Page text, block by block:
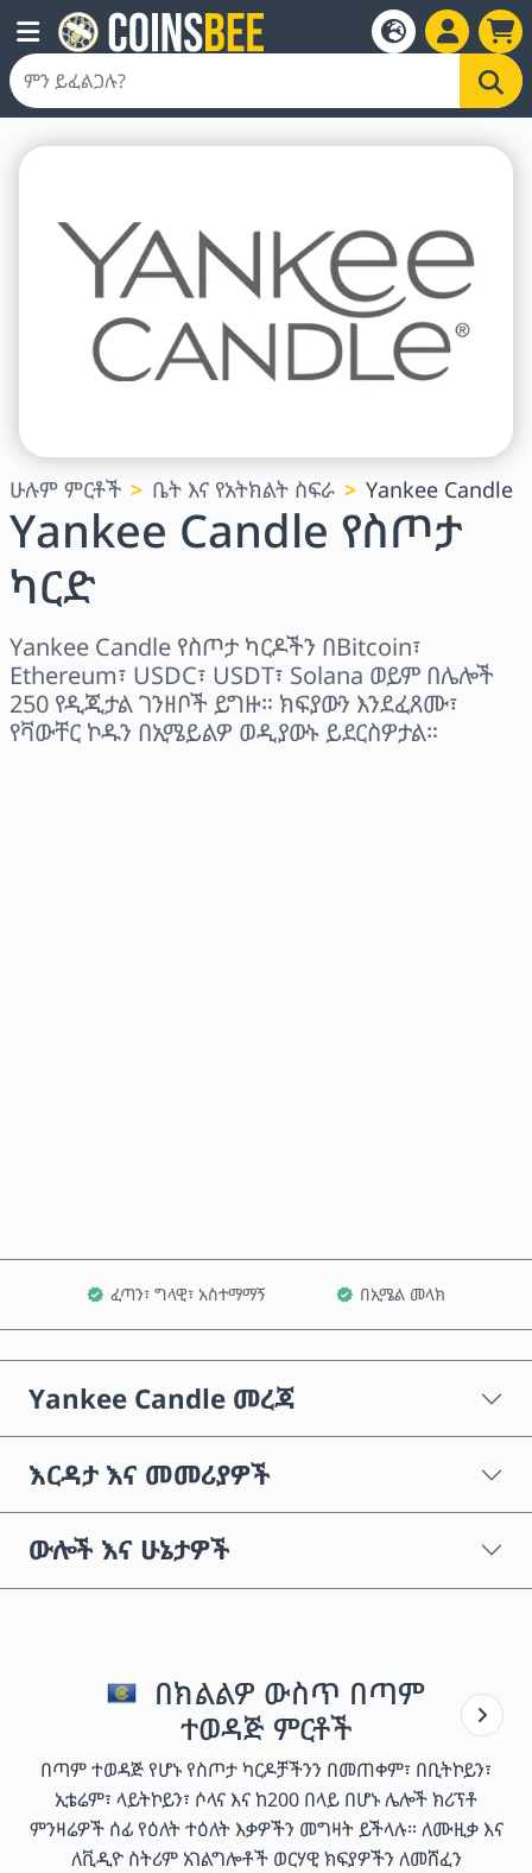
ሁሉም ምርቶች ቤት እና የአትክልት ስፍራ Yankee Candle
Yankee Candle የስጦታ
ካርድ
Yankee Candle የስጦታ ካርዶችን በBitcoin፣
Ethereum፣ USDC፣ USDT፣ Solana ወይም በሌሎች
250 የዲጂታል ገንዘቦች ይግዙ። ክፍያውን እንደፈጸሙ፣
የቫውቸር ኮዱን በኢሜይልዎ ወዲያውኑ ይደርስዎታል።
ፈጣን፣ ግላዊ፣ አስተማማኝ በኢሜል መላክ
Yankee Candle መረጃ
እርዳታ እና መመሪያዎች
ውሎች እና ሁኔታዎች
በክልልዎ ውስጥ በጣም
ተወዳጅ ምርቶች
በጣም ተወዳጅ የሆኑ የስጦታ ካርዶቻችንን በመጠቀም፣ በቢትኮይን፣
ኢቴሬም፣ ላይትኮይን፣ ሶላና እና ከ200 በላይ በሆኑ ሌሎች ክሪፕቶ
ምንዛሬዎች ሰፊ የዕለት ተዕለት እቃዎችን መግዛት ይችላሉ። ለሙዚቃ እና
ለቪዲዮ ስትሪም አገልግሎቶች ወርሃዊ ክፍያዎችን ለመሸፈን